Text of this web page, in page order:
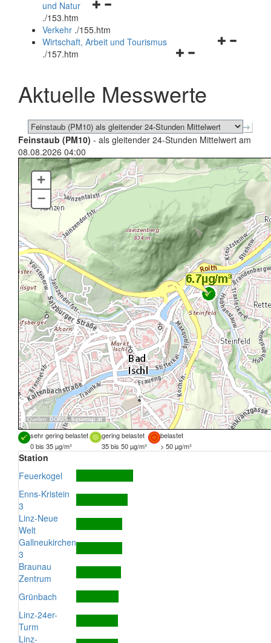
Navigationsmenü
und
schließen
und Natur
./153.htm
Verkehr ./155.htm
Navigationsmenü
schließen
Wirtschaft, Arbeit und Tourismus
./157.htm
Aktuelle Messwerte
Feinstaub (PM10) - als gleitender 24-Stunden Mittelwert am
08.08.2026 04:00
Quellen: DORIS, basemap.at
+
–
sehr gering belastet gering belastet
belastet
0 bis 35 µg/m³
35 bis 50 µg/m³ > 50 µg/m³
Station
Feuerkogel
Enns-Kristein
3
Linz-Neue
Welt
Gallneukirchen
3
Braunau
Zentrum
Grünbach
Linz-24er-
Turm
Linz-